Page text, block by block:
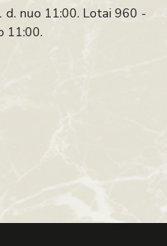
nuo 11:00. Lotai 960 -
11:00.